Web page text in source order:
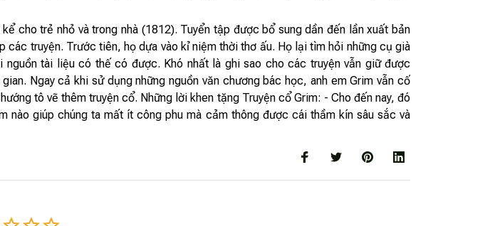
cho trẻ nhỏ và trong nhà (1812). Tuyển tập được bổ sung dần đến lần xuất bản
truyện. Trước tiên, họ dựa vào kỉ niệm thời thơ ấu. Họ lại tìm hỏi những cụ già
tài liệu có thế có được. Khó nhất là ghi sao cho các truyện vẫn giữ được
Ngay cả khi sử dụng những nguồn văn chương bác học, anh em Grim vẫn cố
tô vẽ thêm truyện cổ. Những lời khen tặng Truyện cổ Grim: - Cho đến nay, đó
nào giúp chúng ta mất ít công phu mà cảm thông được cái thầm kín sâu sắc và